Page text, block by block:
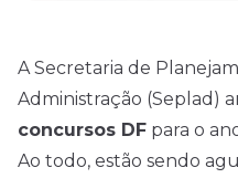
A Secretaria de
Administração (Seplad)
concursos DF para o
Ao todo, estão sendo